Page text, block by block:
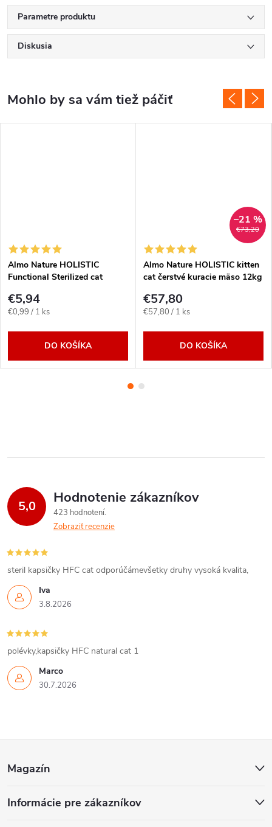
Parametre produktu
Diskusia
Almo Nature HOLISTIC
Functional Sterilized cat
€5,94
Jednotková
€0,99 / 1 ks
DO KOŠÍKA
€73,20
–21 %
Almo Nature HOLISTIC kitten
cat čerstvé kuracie mäso 12kg
€57,80
Jednotková
€57,80 / 1 ks
DO KOŠÍKA
5,0 Hodnotenie zákazníkov
423 hodnotení
Zobraziť recenzie
Iva
3.8.2026
steril kapsičky HFC cat odporúčámevšetky druhy vysoká kvalita,
Marco
30.7.2026
polévky,kapsičky HFC natural cat 1
p
Magazín
Informácie pre zákazníkov